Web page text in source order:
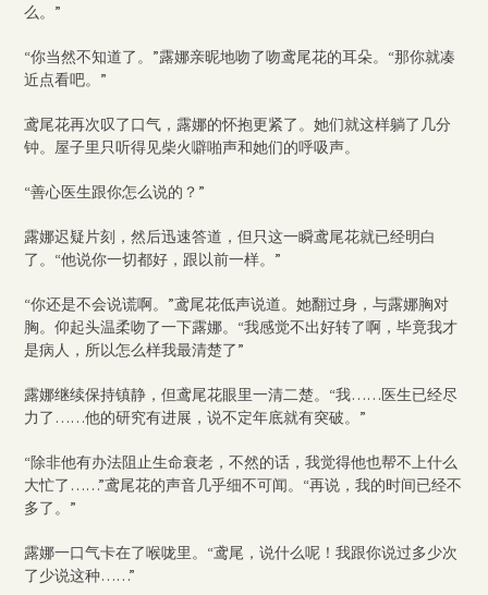
么。”
“你当然不知道了。”露娜亲昵地吻了吻鸢尾花的耳朵。“那你就凑
近点看吧。”
鸢尾花再次叹了口气，露娜的怀抱更紧了。她们就这样躺了几分
钟。屋子里只听得见柴火噼啪声和她们的呼吸声。
“善心医生跟你怎么说的？”
露娜迟疑片刻，然后迅速答道，但只这一瞬鸢尾花就已经明白
了。“他说你一切都好，跟以前一样。”
“你还是不会说谎啊。”鸢尾花低声说道。她翻过身，与露娜胸对
胸。仰起头温柔吻了一下露娜。“我感觉不出好转了啊，毕竟我才
是病人，所以怎么样我最清楚了”
露娜继续保持镇静，但鸢尾花眼里一清二楚。“我……医生已经尽
力了……他的研究有进展，说不定年底就有突破。”
“除非他有办法阻止生命衰老，不然的话，我觉得他也帮不上什么
大忙了……”鸢尾花的声音几乎细不可闻。“再说，我的时间已经不
多了。”
露娜一口气卡在了喉咙里。“鸢尾，说什么呢！我跟你说过多少次
了少说这种……”